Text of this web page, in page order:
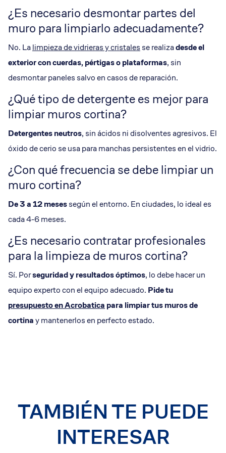
¿Es necesario desmontar partes del
muro para limpiarlo adecuadamente?
No. Lalimpieza de vidrieras y cristales se realizadesde el
exterior con cuerdas,pértigasoplataformas, sin
desmontar paneles salvo en casos de reparación.
¿Qué tipo de detergente es mejor para
limpiar muros cortina?
Detergentes neutros, sin ácidos ni disolventes agresivos. El
óxido de cerio se usa para manchas persistentes en el vidrio.
¿Con qué frecuencia se debe limpiar un
muro cortina?
De 3 a 12 mesessegún el entorno. En ciudades, lo ideal es
cada 4-6 meses.
¿Es necesario contratar profesionales
para la limpieza de muros cortina?
Sí. Porseguridad y resultados óptimos, lo debe hacer un
equipo experto con el equipo adecuado. Pide tu
presupuesto en Acrobatica para limpiar tus muros de
cortinay mantenerlos en perfecto estado.
TAMBIÉN TE PUEDE
INTERESAR